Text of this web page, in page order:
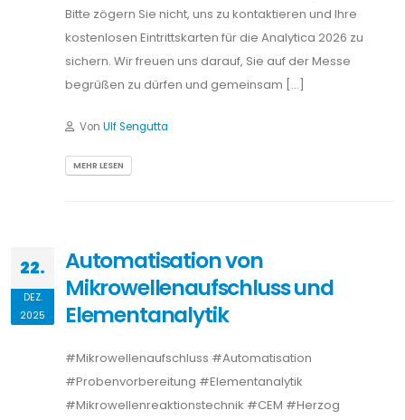
Bitte zögern Sie nicht, uns zu kontaktieren und Ihre
kostenlosen Eintrittskarten für die Analytica 2026 zu
sichern. Wir freuen uns darauf, Sie auf der Messe
begrüßen zu dürfen und gemeinsam […]
Von Ulf Sengutta
MEHR LESEN
22.
DEZ.
2025
Automatisation von
Mikrowellenaufschluss und
Elementanalytik
#Mikrowellenaufschluss #Automatisation
#Probenvorbereitung #Elementanalytik
#Mikrowellenreaktionstechnik #CEM #Herzog